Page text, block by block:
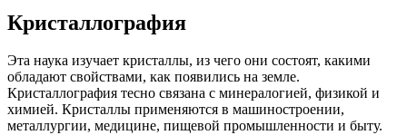
Кристаллография
Эта наука изучает кристаллы, из чего они состоят, какими
обладают свойствами, как появились на земле.
Кристаллография тесно связана с минералогией, физикой и
химией. Кристаллы применяются в машиностроении,
металлургии, медицине, пищевой промышленности и быту.